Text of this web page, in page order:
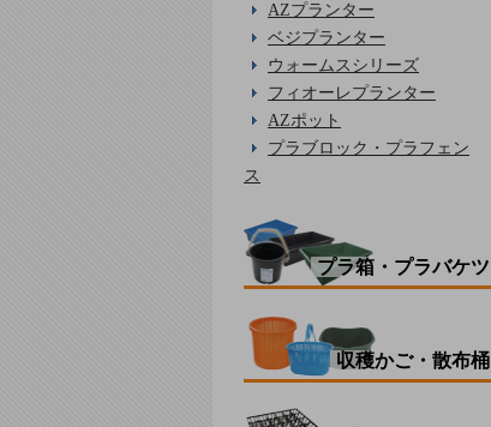
AZプランター
ベジプランター
ウォームスシリーズ
フィオーレプランター
AZポット
プラブロック・プラフェン
ス
プラ箱・プラバケツ
収穫かご・散布桶